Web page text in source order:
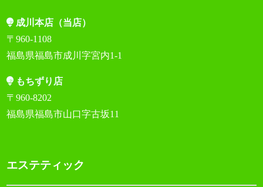
成川本店（当店）
〒960-1108
福島県福島市成川字宮内1-1
もちずり店
〒960-8202
福島県福島市山口字古坂11
エステティック